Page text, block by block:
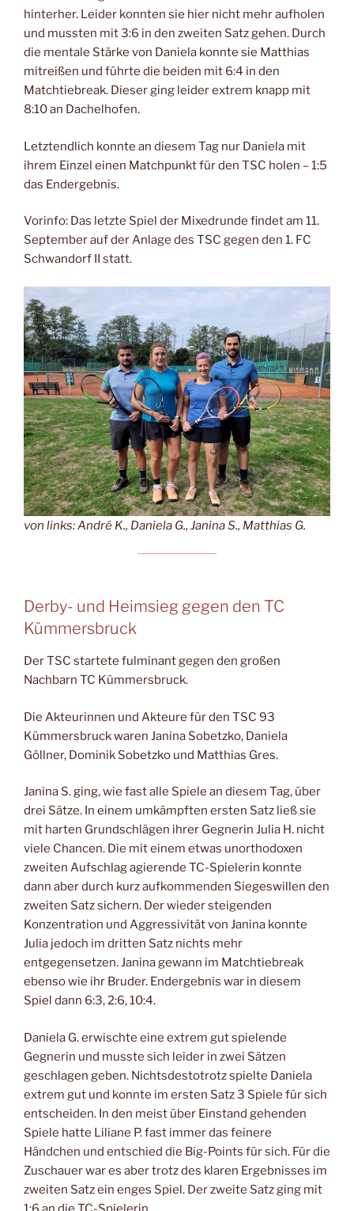
hinterher. Leider konnten sie hier nicht mehr aufholen
und mussten mit 3:6 in den zweiten Satz gehen. Durch
die mentale Stärke von Daniela konnte sie Matthias
mitreißen und führte die beiden mit 6:4 in den
Matchtiebreak. Dieser ging leider extrem knapp mit
8:10 an Dachelhofen.
Letztendlich konnte an diesem Tag nur Daniela mit
ihrem Einzel einen Matchpunkt für den TSC holen – 1:5
das Endergebnis.
Vorinfo: Das letzte Spiel der Mixedrunde findet am 11.
September auf der Anlage des TSC gegen den 1. FC
Schwandorf II statt.
von links: André K., Daniela G., Janina S., Matthias G.
Derby- und Heimsieg gegen den TC
Kümmersbruck
Der TSC startete fulminant gegen den großen
Nachbarn TC Kümmersbruck.
Die Akteurinnen und Akteure für den TSC 93
Kümmersbruck waren Janina Sobetzko, Daniela
Göllner, Dominik Sobetzko und Matthias Gres.
Janina S. ging, wie fast alle Spiele an diesem Tag, über
drei Sätze. In einem umkämpften ersten Satz ließ sie
mit harten Grundschlägen ihrer Gegnerin Julia H. nicht
viele Chancen. Die mit einem etwas unorthodoxen
zweiten Aufschlag agierende TC-Spielerin konnte
dann aber durch kurz aufkommenden Siegeswillen den
zweiten Satz sichern. Der wieder steigenden
Konzentration und Aggressivität von Janina konnte
Julia jedoch im dritten Satz nichts mehr
entgegensetzen. Janina gewann im Matchtiebreak
ebenso wie ihr Bruder. Endergebnis war in diesem
Spiel dann 6:3, 2:6, 10:4.
Daniela G. erwischte eine extrem gut spielende
Gegnerin und musste sich leider in zwei Sätzen
geschlagen geben. Nichtsdestotrotz spielte Daniela
extrem gut und konnte im ersten Satz 3 Spiele für sich
entscheiden. In den meist über Einstand gehenden
Spiele hatte Liliane P. fast immer das feinere
Händchen und entschied die Big-Points für sich. Für die
Zuschauer war es aber trotz des klaren Ergebnisses im
zweiten Satz ein enges Spiel. Der zweite Satz ging mit